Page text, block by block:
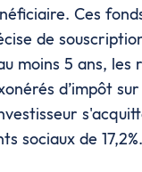
Ces
de
moins 5 ans, les
d’impôt
sociaux de 17,2%.